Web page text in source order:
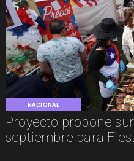
NACIONAL
Proyecto propone
septiembre para